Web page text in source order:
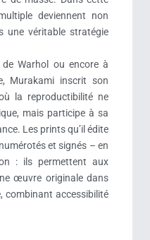
deviennent non
une véritable stratégie
Warhol ou encore à
Murakami inscrit son
la reproductibilité ne
mais participe à sa
Les prints qu’il édite
et signés – en
: ils permettent aux
œuvre originale dans
combinant accessibilité